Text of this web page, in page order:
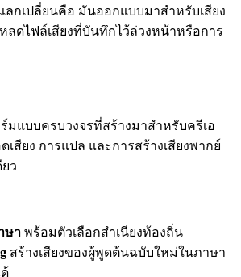
ลกเปลี่ยนคือ มันออกแบบมาสำหรับเสียง
ลดไฟล์เสียงที่บันทึกไว้ล่วงหน้าหรือการ
ร์มแบบครบวงจรที่สร้างมาสำหรับครีเอ
เสียง การแปล และการสร้างเสียงพากย์
ว
ษา พร้อมตัวเลือกสำเนียงท้องถิ่น
สร้างเสียงของผู้พูดต้นฉบับใหม่ในภาษา